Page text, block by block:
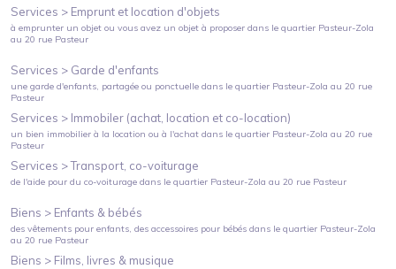
Services > Emprunt et location d'objets
à emprunter un objet ou vous avez un objet à proposer dans le quartier Pasteur-Zola
au 20 rue Pasteur
Services > Garde d'enfants
une garde d'enfants, partagée ou ponctuelle dans le quartier Pasteur-Zola au 20 rue
Pasteur
Services > Immobiler (achat, location et co-location)
un bien immobilier à la location ou à l'achat dans le quartier Pasteur-Zola au 20 rue
Pasteur
Services >Transport, co-voiturage
de l'aide pour du co-voiturage dans le quartier Pasteur-Zola au 20 rue Pasteur
Biens > Enfants & bébés
des vêtements pour enfants, des accessoires pour bébés dans le quartier Pasteur-Zola
au 20 rue Pasteur
Biens > Films, livres & musique